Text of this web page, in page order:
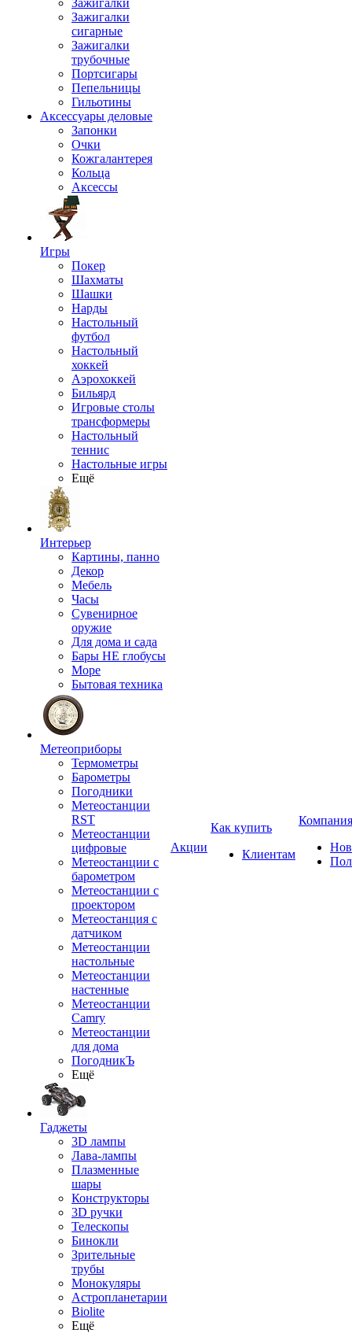
Зажигалки
Зажигалки
сигарные
Зажигалки
трубочные
Портсигары
Пепельницы
Гильотины
Аксессуары деловые
Запонки
Очки
Кожгалантерея
Кольца
Аксессы
Игры
Покер
Шахматы
Шашки
Нарды
Настольный
футбол
Настольный
хоккей
Аэрохоккей
Бильярд
Игровые столы
трансформеры
Настольный
теннис
Настольные игры
Ещё
Интерьер
Картины, панно
Декор
Мебель
Часы
Сувенирное
оружие
Для дома и сада
Бары НЕ глобусы
Море
Бытовая техника
Метеоприборы
Термометры
Барометры
Погодники
Метеостанции
RST
Метеостанции
цифровые
Метеостанции с
барометром
Метеостанции с
проектором
Метеостанция с
датчиком
Метеостанции
настольные
Метеостанции
настенные
Метеостанции
Camry
Метеостанции
для дома
ПогодникЪ
Ещё
Гаджеты
3D лампы
Лава-лампы
Плазменные
шары
Конструкторы
3D ручки
Телескопы
Бинокли
Зрительные
трубы
Монокуляры
Астропланетарии
Biolite
Ещё
Акции
Как купить
Клиентам
Компания